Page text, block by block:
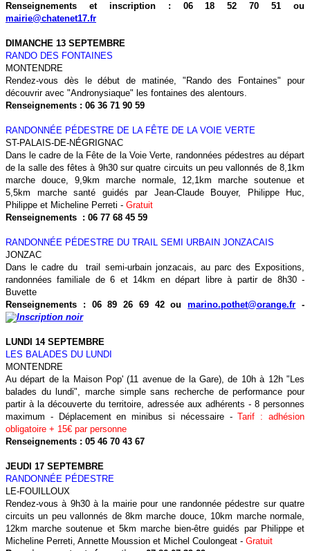
Renseignements et inscription : 06 18 52 70 51 ou
mairie@chatenet17.fr
DIMANCHE 13 SEPTEMBRE
RANDO DES FONTAINES
MONTENDRE
Rendez-vous dès le début de matinée, "Rando des Fontaines" pour
découvrir avec "Andronysiaque" les fontaines des alentours.
Renseignements : 06 36 71 90 59
RANDONNÉE PÉDESTRE DE LA FÊTE DE LA VOIE VERTE
ST-PALAIS-DE-N ÉGRIGNAC
Dans le cadre de la Fête de la Voie Verte, randonnées pédestres au départ
de la salle des fêtes à 9h30 sur quatre circuits un peu vallonnés de 8,1km
marche douce, 9,9km marche normale, 12,1km marche soutenue et
5,5km marche santé guidés par Jean-Claude Bouyer, Philippe Huc,
Philippe et Micheline Perreti - Gratuit
Renseignements : 06 77 68 45 59
RANDONNÉE PÉDESTRE DU TRAIL SEMI URBAIN JONZACAIS
JONZAC
Dans le cadre du trail semi-urbain jonzacais, au parc des Expositions,
randonnées familiale de 6 et 14km en départ libre à partir de 8h30 -
Buvette
Renseignements : 06 89 26 69 42 oumarino.pothet@orange.fr -
LUNDI 14 SEPTEMBRE
LES BALADES DU LUNDI
MONTENDRE
Au départ de la Maison Pop' (11 avenue de la Gare), de 10h à 12h "Les
balades du lundi", marche simple sans recherche de performance pour
partir à la découverte du territoire, adressée aux adhérents - 8 personnes
maximum - Déplacement en minibus si nécessaire -Tarif : adhésion
obligatoire + 15€ par personne
Renseignements : 05 46 70 43 67
JEUDI 17 SEPTEMBRE
RANDONNÉE PÉDESTRE
LE-FOUILLOUX
Rendez-vous à 9h30 à la mairie pour une randonnée pédestre sur quatre
circuits un peu vallonnés de 8km marche douce, 10km marche normale,
12km marche soutenue et 5km marche bien-être guidés par Philippe et
Micheline Perreti, Annette Moussion et Michel Coulongeat - Gratuit